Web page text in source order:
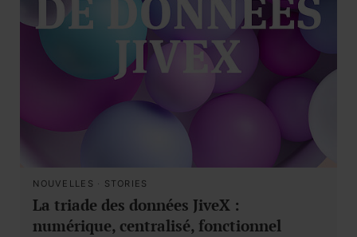
NOUVELLES · STORIES
La triade des données JiveX :
numérique, centralisé, fonctionnel